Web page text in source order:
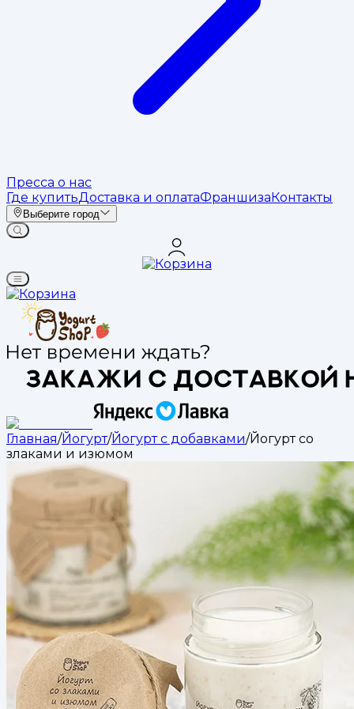
Пресса о нас
Где купитьДоставка и оплатаФраншизаКонтакты
Выберите город
Главная/Йогурт/Йогурт с добавками/Йогурт со
злаками и изюмом